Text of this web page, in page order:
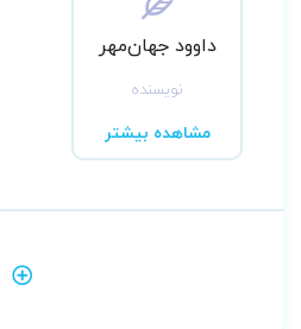
داوود جهان‌مهر
نویسنده
مشاهده بیشتر